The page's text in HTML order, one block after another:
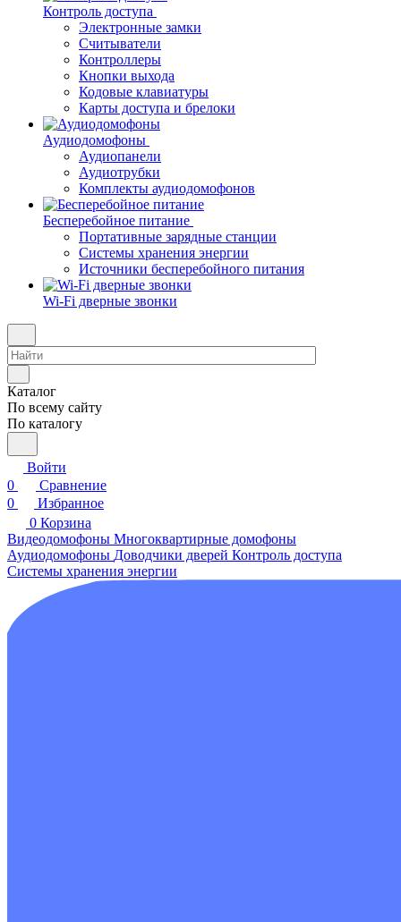
Контроль доступа
Электронные замки
Считыватели
Контроллеры
Кнопки выхода
Кодовые клавиатуры
Карты доступа и брелоки
Аудиодомофоны
Аудиопанели
Аудиотрубки
Комплекты аудиодомофонов
Бесперебойное питание
Портативные зарядные станции
Системы хранения энергии
Источники бесперебойного питания
Wi-Fi дверные звонки
Каталог
По всему сайту
По каталогу
Войти
0
Сравнение
0
Избранное
0 Корзина
Видеодомофоны Многоквартирные домофоны
Аудиодомофоны Доводчики дверей Контроль доступа
Системы хранения энергии